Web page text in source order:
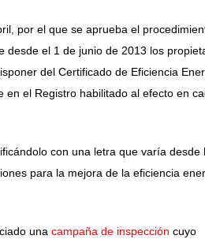
por el que se aprueba el
desde el 1 de junio de 2013 los
del Certificado de Eficiencia
en el Registro habilitado al efecto en
con una letra que varía desde
para la mejora de la eficiencia
una campaña de inspección cuyo